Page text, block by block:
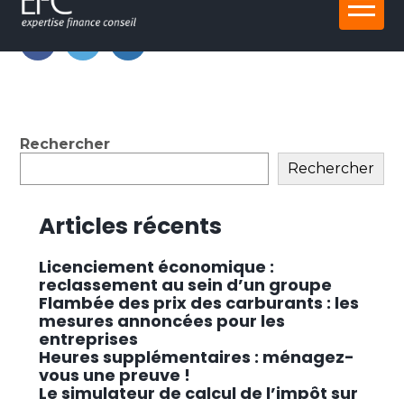
Aller
au
FaceBook
TwitterLinkedIn
Blog
Rechercher
Rechercher
Articles récents
Licenciement économique :
reclassement au sein d’un groupe
Flambée des prix des carburants : les
mesures annoncées pour les
entreprises
Heures supplémentaires : ménagez-
vous une preuve !
Le simulateur de calcul de l’impôt sur